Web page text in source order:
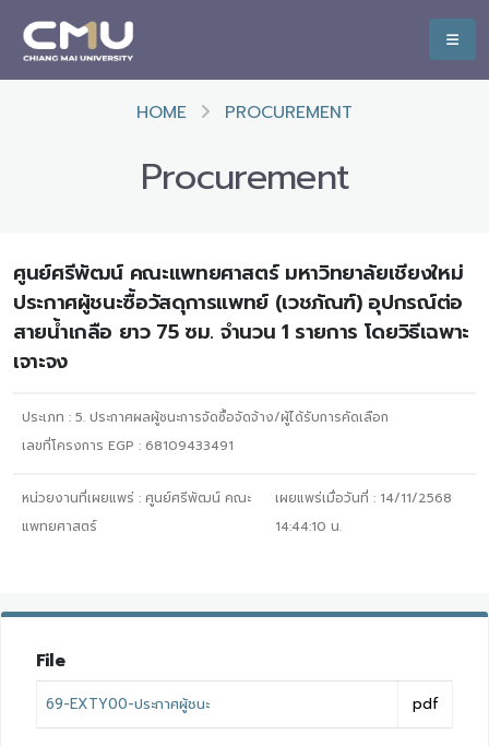
HOME PROCUREMENT
Procurement
ศูนย์ศรีพัฒน์ คณะแพทยศาสตร์ มหาวิทยาลัยเชียงใหม่
ประกาศผู้ชนะซื้อวัสดุการแพทย์ (เวชภัณฑ์) อุปกรณ์ต่อ
สายน้ำเกลือ ยาว 75 ซม. จำนวน 1 รายการ โดยวิธีเฉพาะ
เจาะจง
ประเภท : 5. ประกาศผลผู้ชนะการจัดซื้อจัดจ้าง/ผู้ได้รับการคัดเลือก
เลขที่โครงการ EGP : 68109433491
หน่วยงานที่เผยแพร่ : ศูนย์ศรีพัฒน์ คณะ
แพทยศาสตร์
เผยแพร่เมื่อวันที่ : 14/11/2568
14:44:10 น.
File
69-EXTY00-ประกาศผู้ชนะ pdf